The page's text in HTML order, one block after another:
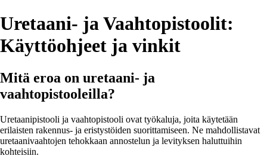
Uretaani- ja Vaahtopistoolit:
Käyttöohjeet ja vinkit
Mitä eroa on uretaani- ja
vaahtopistooleilla?
Uretaanipistooli ja vaahtopistooli ovat työkaluja, joita käytetään
erilaisten rakennus- ja eristystöiden suorittamiseen. Ne mahdollistavat
uretaanivaahtojen tehokkaan annostelun ja levityksen haluttuihin
kohteisiin.